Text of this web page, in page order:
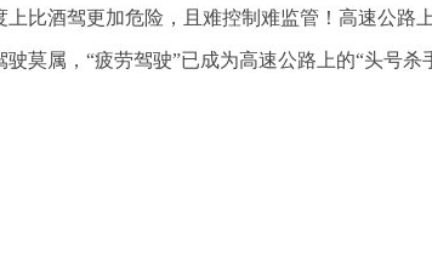
比酒驾更加危险，且难控制难监管！高速公路
莫属，“疲劳驾驶”已成为高速公路上的“头号杀